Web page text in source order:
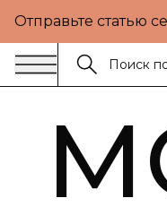
Отправьте статью